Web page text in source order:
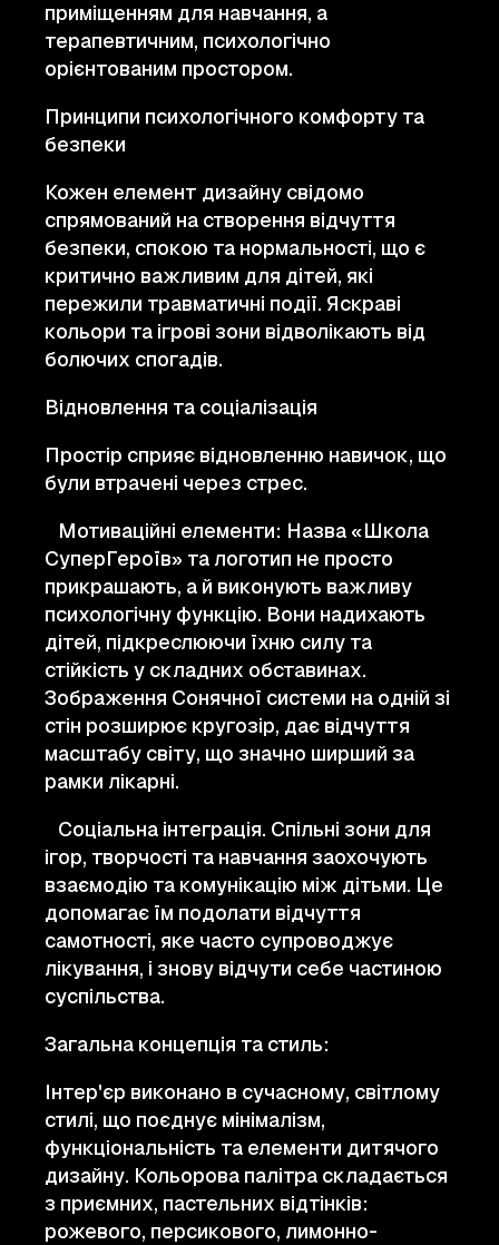
приміщенням для навчання, а
терапевтичним, психологічно
орієнтованим простором.
Принципи психологічного комфорту та
безпеки
Кожен елемент дизайну свідомо
спрямований на створення відчуття
безпеки, спокою та нормальності, що є
критично важливим для дітей, які
пережили травматичні події. Яскраві
кольори та ігрові зони відволікають від
болючих спогадів.
Відновлення та соціалізація
Простір сприяє відновленню навичок, що
були втрачені через стрес.
Мотиваційні елементи: Назва «Школа
СуперГероїв» та логотип не просто
прикрашають, а й виконують важливу
психологічну функцію. Вони надихають
дітей, підкреслюючи їхню силу та
стійкість у складних обставинах.
Зображення Сонячної системи на одній зі
стін розширює кругозір, дає відчуття
масштабу світу, що значно ширший за
рамки лікарні.
Соціальна інтеграція. Спільні зони для
ігор, творчості та навчання заохочують
взаємодію та комунікацію між дітьми. Це
допомагає їм подолати відчуття
самотності, яке часто супроводжує
лікування, і знову відчути себе частиною
суспільства.
Загальна концепція та стиль:
Інтер'єр виконано в сучасному, світлому
стилі, що поєднує мінімалізм,
функціональність та елементи дитячого
дизайну. Кольорова палітра складається
з приємних, пастельних відтінків:
рожевого, персикового, лимонно-